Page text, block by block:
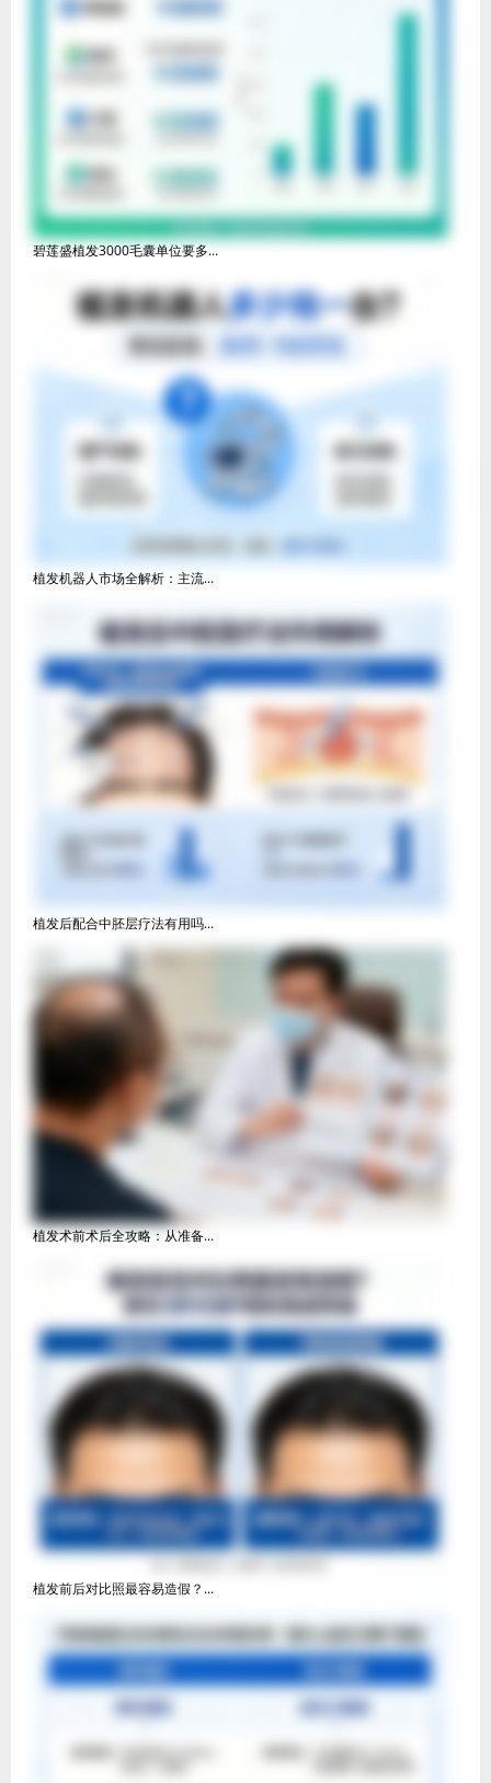
碧莲盛植发3000毛囊单位要多...
植发机器人市场全解析：主流...
植发后配合中胚层疗法有用吗...
植发术前术后全攻略：从准备...
植发前后对比照最容易造假？...